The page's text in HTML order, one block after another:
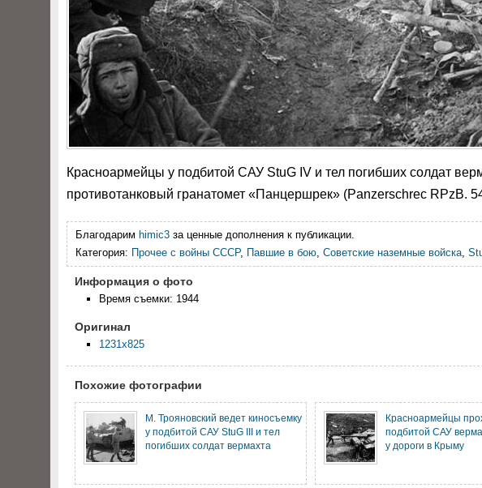
Красноармейцы у подбитой САУ StuG IV и тел погибших солдат
противотанковый гранатомет «Панцершрек» (Panzerschrec RPzB.
Благодарим himic3 за ценные дополнения к публикации.
Категория: Прочее с войны СССР, Павшие в бою, Советские наземные войска,
Информация о фото
Время съемки: 1944
Оригинал
1231x825
Похожие фотографии
М. Трояновский ведет киносъемку
у подбитой САУ StuG III и тел
погибших солдат вермахта
Красноармейцы
подбитой САУ
у дороги в Крыму